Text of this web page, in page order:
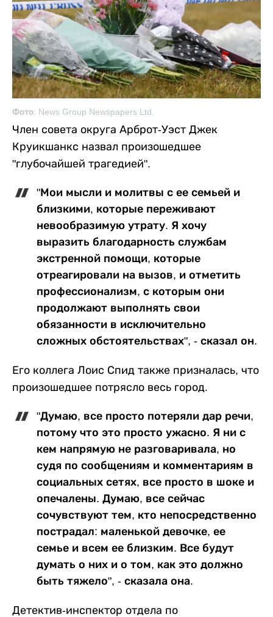
Фото: News Group Newspapers Ltd.
Член совета округа Арброт-Уэст Джек
Круикшанкс назвал произошедшее
"глубочайшей трагедией".
"Мои мысли и молитвы с ее семьей и
близкими, которые переживают
невообразимую утрату. Я хочу
выразить благодарность службам
экстренной помощи, которые
отреагировали на вызов, и отметить
профессионализм, с которым они
продолжают выполнять свои
обязанности в исключительно
сложных обстоятельствах", - сказал он.
Его коллега Лоис Спид также призналась, что
произошедшее потрясло весь город.
"Думаю, все просто потеряли дар речи,
потому что это просто ужасно. Я ни с
кем напрямую не разговаривала, но
судя по сообщениям и комментариям в
социальных сетях, все просто в шоке и
опечалены. Думаю, все сейчас
сочувствуют тем, кто непосредственно
пострадал: маленькой девочке, ее
семье и всем ее близким. Все будут
думать о них и о том, как это должно
быть тяжело", - сказала она.
Детектив-инспектор отдела по